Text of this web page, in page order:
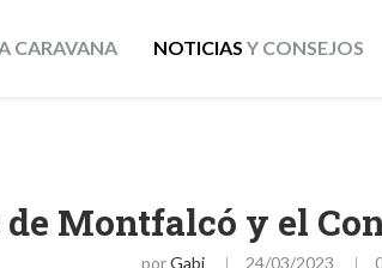
CARAVANA NOTICIAS Y CONSEJOS
Montfalcó y el
porGabi 24/03/2023